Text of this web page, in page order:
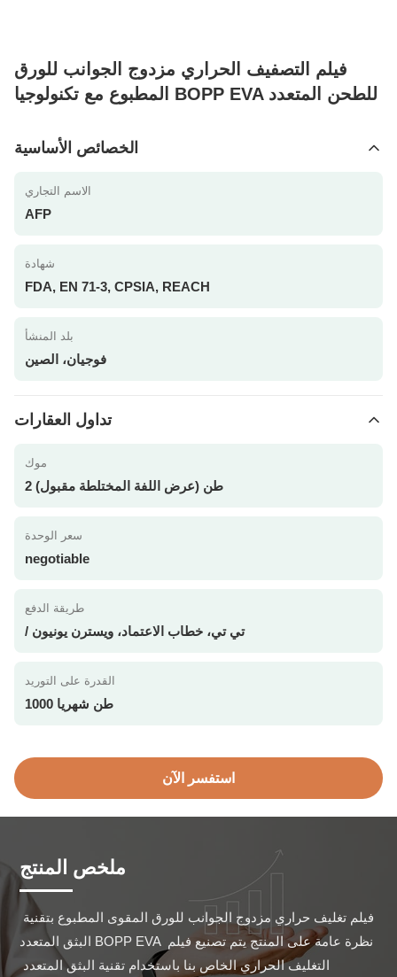
فيلم التصفيف الحراري مزدوج الجوانب للورق
المطبوع مع تكنولوجيا BOPP EVA للطحن المتعدد
الخصائص الأساسية
الاسم التجاري
AFP
شهادة
FDA, EN 71-3, CPSIA, REACH
بلد المنشأ
فوجيان، الصين
تداول العقارات
موك
2 طن (عرض اللفة المختلطة مقبول)
سعر الوحدة
negotiable
طريقة الدفع
/ تي تي، خطاب الاعتماد، ويسترن يونيون
القدرة على التوريد
1000 طن شهريا
استفسر الآن
ملخص المنتج
البثق المتعدد BOPP EVA نظرة عامة على المنتج يتم تصنيع فيلم
التغليف الحراري الخاص بنا باستخدام تقنية البثق المتعدد